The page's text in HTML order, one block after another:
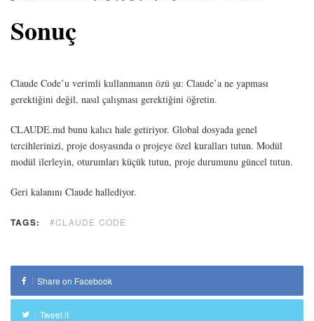
Sonuç
Claude Code’u verimli kullanmanın özü şu: Claude’a ne yapması
gerektiğini değil, nasıl çalışması gerektiğini öğretin.
CLAUDE.md bunu kalıcı hale getiriyor. Global dosyada genel
tercihlerinizi, proje dosyasında o projeye özel kuralları tutun. Modül
modül ilerleyin, oturumları küçük tutun, proje durumunu güncel tutun.
Geri kalanını Claude hallediyor.
TAGS: #CLAUDE CODE
Share on Facebook
Tweet it